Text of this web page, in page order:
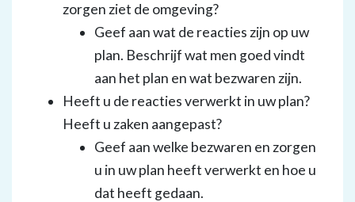
zorgen ziet de omgeving?
Geef aan wat de reacties zijn op uw
plan. Beschrijf wat men goed vindt
aan het plan en wat bezwaren zijn.
Heeft u de reacties verwerkt in uw plan?
Heeft u zaken aangepast?
Geef aan welke bezwaren en zorgen
u in uw plan heeft verwerkt en hoe u
dat heeft gedaan.